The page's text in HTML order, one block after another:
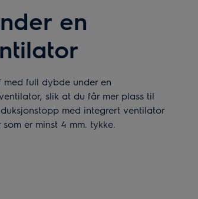
en
med full dybde under en
slik at du får mer plass til
med integrert ventilator
er minst 4 mm. tykke.